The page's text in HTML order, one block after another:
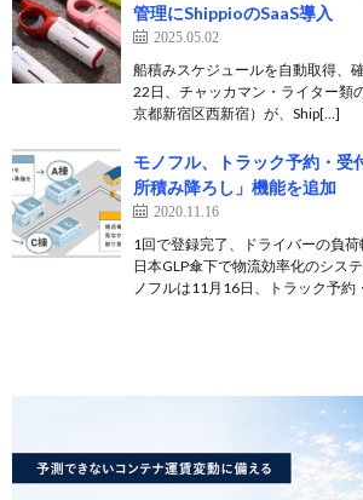
管理にShippioのSaaS導入
2025.05.02
船積みスケジュールを自動取得、
22日、チャッカマン・ライター類
京都新宿区西新宿）が、Ship[…]
モノフル、トラック予約・受
所積み降ろし」機能を追加
2020.11.16
1回で登録完了、ドライバーの負
日本GLP傘下で物流効率化のシス
ノフルは11月16日、トラック予約